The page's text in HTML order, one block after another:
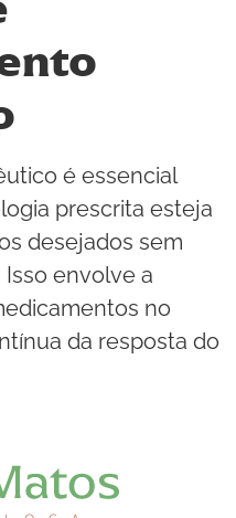
é essencial
prescrita esteja
desejados sem
envolve a
no
da resposta do